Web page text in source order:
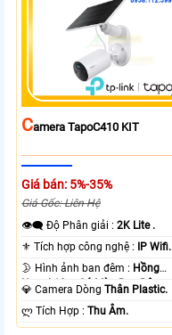
CAmera TapoC410 KIT
Giá bán: 5%-35%
Giá Gốc: Liên Hệ
👁️‍🗨 Độ Phân giải :2K Lite .
⚜️ Tích hợp công nghệ :
IP Wifi.
🌛 Hình ảnh ban đêm : Hồng
Ngoại 10m Có Màu Ban Ðêm.
💎 Camera DòngThân Plastic.
️ლ Tích Hợp :Thu Âm.